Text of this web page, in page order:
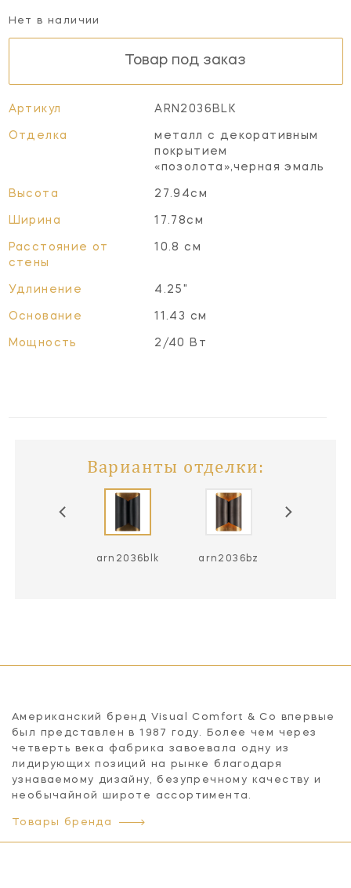
Нет в наличии
Товар под заказ
Артикул ARN2036BLK
Отделка
металл с декоративным
покрытием
«позолота»,черная эмаль
Высота 27.94см
Ширина 17.78см
Расстояние от
стены
10.8 см
Удлинение 4.25"
Основание 11.43 см
Мощность 2/40 Вт
Варианты отделки:
arn2036blk arn2036bz
Американский бренд Visual Comfort & Co впервые
был представлен в 1987 году. Более чем через
четверть века фабрика завоевала одну из
лидирующих позиций на рынке благодаря
узнаваемому дизайну, безупречному качеству и
необычайной широте ассортимента.
Товары бренда